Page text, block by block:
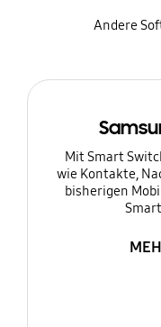
Andere
Mit Smart
wie Kontakte,
bisherigen